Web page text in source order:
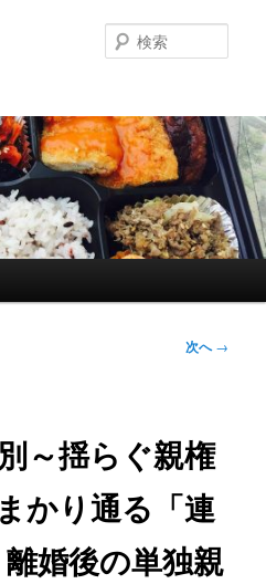
索
次へ→
～揺らぐ親権
かり通る「連
婚後の単独親